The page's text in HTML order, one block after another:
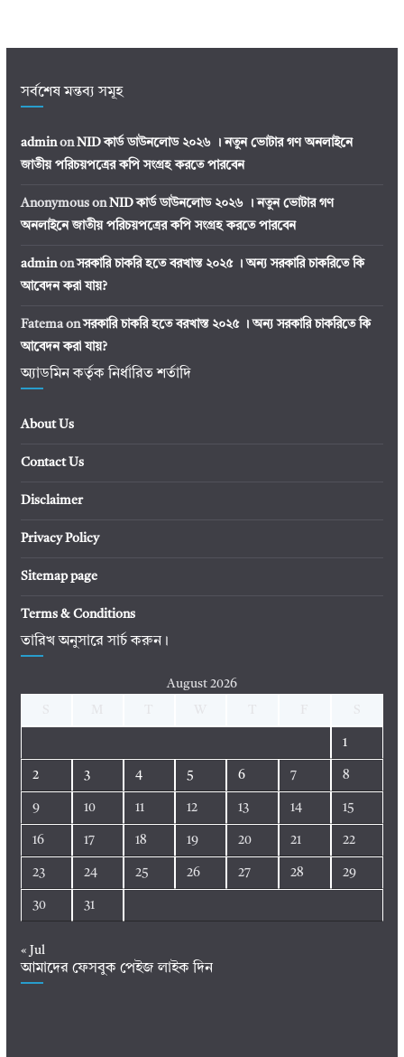
সর্বশেষ মন্তব্য সমূহ
adminonNID কার্ড ডাউনলোড ২০২৬ । নতুন ভোটার গণ অনলাইনে
জাতীয় পরিচয়পত্রের কপি সংগ্রহ করতে পারবেন
AnonymousonNID কার্ড ডাউনলোড ২০২৬ । নতুন ভোটার গণ
অনলাইনে জাতীয় পরিচয়পত্রের কপি সংগ্রহ করতে পারবেন
adminonসরকারি চাকরি হতে বরখাস্ত ২০২৫ । অন্য সরকারি চাকরিতে কি
আবেদন করা যায়?
Fatemaonসরকারি চাকরি হতে বরখাস্ত ২০২৫ । অন্য সরকারি চাকরিতে কি
আবেদন করা যায়?
অ্যাডমিন কর্তৃক নির্ধারিত শর্তাদি
About Us
Contact Us
Disclaimer
Privacy Policy
Sitemap page
Terms & Conditions
তারিখ অনুসারে সার্চ করুন।
August 2026
1
2 3 4 5 6 7 8
9 10 11 12 13 14 15
16 17 18 19 20 21 22
23 24 25 26 27 28 29
30 31
« Jul
আমাদের ফেসবুক পেইজ লাইক দিন